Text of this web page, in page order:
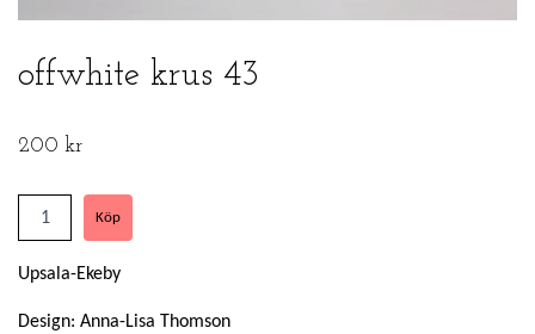
offwhite krus 43
200 kr
Upsala-Ekeby
Design: Anna-Lisa Thomson